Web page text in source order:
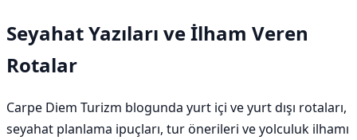
Seyahat Yazıları ve İlham Veren
Rotalar
Carpe Diem Turizm blogunda yurt içi ve yurt dışı rotaları,
seyahat planlama ipuçları, tur önerileri ve yolculuk ilhamı